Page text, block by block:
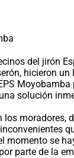
del jirón
hicieron
Moyobamba
solución
moradores,
momento se
parte de la